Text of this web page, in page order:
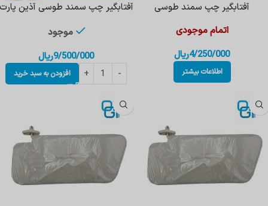
آفتابگیر چپ سمند طوسی
اتمام موجودی
4/250/000ریال
اطلاعات بیشتر
آفتابگیر چپ سمند طوسی آذین
موجود
9/500/000ریال
افزودن به سبد خرید